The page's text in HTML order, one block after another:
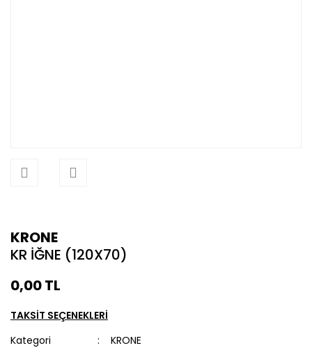
KRONE
KR İĞNE (120X70)
0,00 TL
TAKSİT SEÇENEKLERİ
Kategori
KRONE